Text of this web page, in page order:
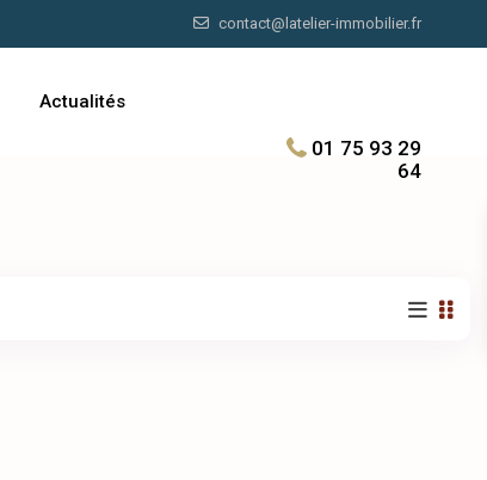
contact@latelier-immobilier.fr
Actualités
01 75 93 29
64